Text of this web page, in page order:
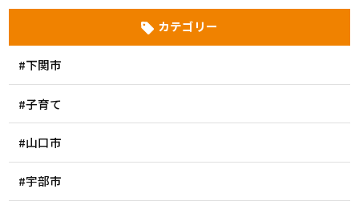
カテゴリー
#下関市
#子育て
#山口市
#宇部市